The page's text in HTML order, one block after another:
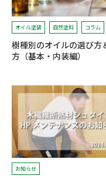
オイル塗装 自然塗料 コラム
樹種別のオイルの選び方
方（基本・内装編）
お知らせ